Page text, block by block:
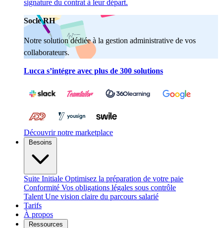
signature du contrat à leur départ.
Socle RH
Notre solution dédiée à la gestion administrative de vos
collaborateurs.
Lucca s’intégre avec plus de 300 solutions
Découvrir notre marketplace
Suite Initiale Optimisez la préparation de votre paie
Conformité Vos obligations légales sous contrôle
Talent Une vision claire du parcours salarié
Tarifs
À propos